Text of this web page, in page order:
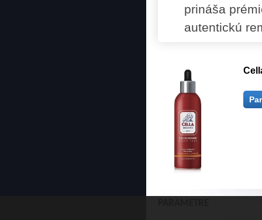
prináša
autentickú